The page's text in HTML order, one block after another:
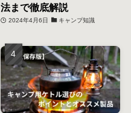
法まで徹底解説
2024年4月6日 キャンプ知識